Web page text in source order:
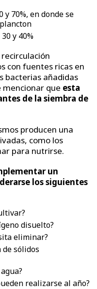
y 70%, en donde se
y 40%
con fuentes ricas en
bacterias añadidas
mencionar que esta
de la siembra de
producen una
como los
para nutrirse.
un
los siguientes
disuelto?
eliminar?
de sólidos
realizarse al año?